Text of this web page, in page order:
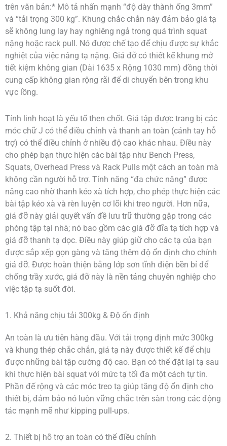
trên văn bản:* Mô tả nhấn mạnh “độ dày thành ống 3mm”
và “tải trọng 300 kg”. Khung chắc chắn này đảm bảo giá tạ
sẽ không lung lay hay nghiêng ngả trong quá trình squat
nặng hoặc rack pull. Nó được chế tạo để chịu được sự khắc
nghiệt của việc nâng tạ nặng. Giá đỡ có thiết kế khung mở
tiết kiệm không gian (Dài 1635 x Rộng 1030 mm) đồng thời
cung cấp không gian rộng rãi để di chuyển bên trong khu
vực lồng.
Tính linh hoạt là yếu tố then chốt. Giá tập được trang bị các
móc chữ J có thể điều chỉnh và thanh an toàn (cánh tay hỗ
trợ) có thể điều chỉnh ở nhiều độ cao khác nhau. Điều này
cho phép bạn thực hiện các bài tập như Bench Press,
Squats, Overhead Press và Rack Pulls một cách an toàn mà
không cần người hỗ trợ. Tính năng “đa chức năng” được
nâng cao nhờ thanh kéo xà tích hợp, cho phép thực hiện các
bài tập kéo xà và rèn luyện cơ lõi khi treo người. Hơn nữa,
giá đỡ này giải quyết vấn đề lưu trữ thường gặp trong các
phòng tập tại nhà; nó bao gồm các giá đỡ đĩa tạ tích hợp và
giá đỡ thanh tạ dọc. Điều này giúp giữ cho các tạ của bạn
được sắp xếp gọn gàng và tăng thêm độ ổn định cho chính
giá đỡ. Được hoàn thiện bằng lớp sơn tĩnh điện bền bỉ để
chống trầy xước, giá đỡ này là nền tảng chuyên nghiệp cho
việc tập tạ suốt đời.
1. Khả năng chịu tải 300kg & Độ ổn định
An toàn là ưu tiên hàng đầu. Với tải trọng định mức 300kg
và khung thép chắc chắn, giá tạ này được thiết kế để chịu
được những bài tập cường độ cao. Bạn có thể đặt lại tạ sau
khi thực hiện bài squat với mức tạ tối đa một cách tự tin.
Phần đế rộng và các móc treo tạ giúp tăng độ ổn định cho
thiết bị, đảm bảo nó luôn vững chắc trên sàn trong các động
tác mạnh mẽ như kipping pull-ups.
2. Thiết bị hỗ trợ an toàn có thể điều chỉnh